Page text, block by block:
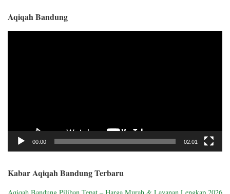
Aqiqah Bandung
00:00 02:01
Kabar Aqiqah Bandung Terbaru
Aqiqah Bandung Pilihan Tepat – Harga Murah & Layanan Lengkap 2026